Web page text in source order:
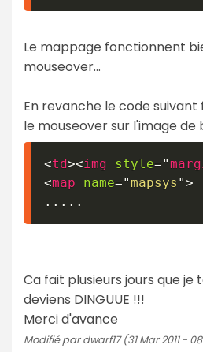
Le mappage fonctionnent
mouseover...
En revanche le code
le mouseover sur l'image de
<td><img style="
<map name="mapsys ">
.....
Ca fait plusieurs jours que je
deviens DINGUUE !!!
Merci d'avance
Modifié par dwarf17 (31 Mar 2011 -